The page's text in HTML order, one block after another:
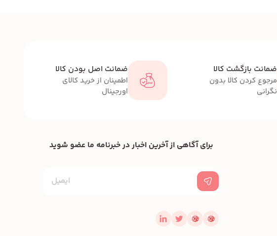
ضمانت بازگشت کالا
مرجوع کردن کالا بدون
نگرانی
ضمانت اصل بودن کالا
اطمینان از خرید کالای
اورجینال
برای آگاهی از آخرین اخبار در خبرنامه ما عضو شوید